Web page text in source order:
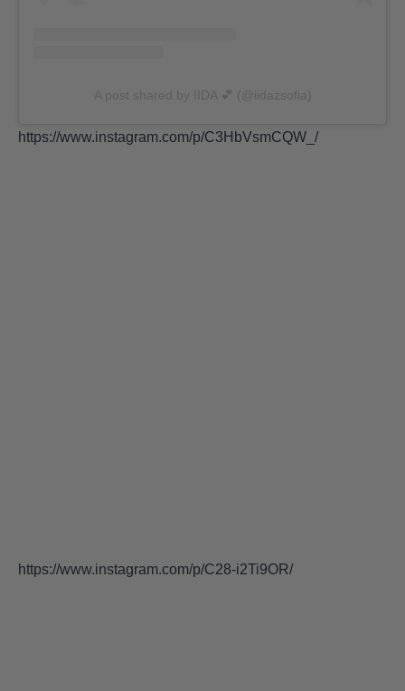
A post shared by IIDA 💕 (@iidazsofia)
https://www.instagram.com/p/C3HbVsmCQW_/
https://www.instagram.com/p/C28-i2Ti9OR/